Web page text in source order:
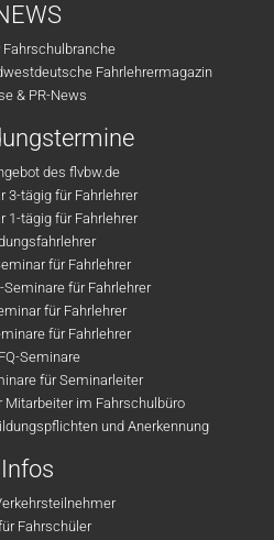
Fahrschulbranche
Fahrlehrermagazin
& PR-News
des flvbw.de
3-tägig für Fahrlehrer
1-tägig für Fahrlehrer
für Fahrlehrer
für Fahrlehrer
für Fahrlehrer
für Fahrlehrer
Seminare
für Seminarleiter
Mitarbeiter im Fahrschulbüro
und Anerkennung
Infos
Fahrschüler